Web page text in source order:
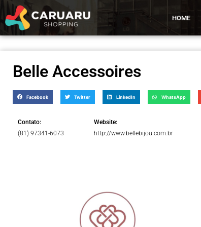
HOME
Belle Accessoires
Facebook Twitter LinkedIn WhatsApp
Contato:
(81) 97341-6073
Website:
http://www.bellebijou.com.br